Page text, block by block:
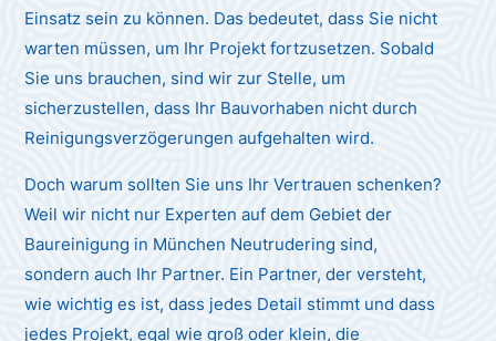
Einsatz sein zu können. Das bedeutet, dass Sie nicht
warten müssen, um Ihr Projekt fortzusetzen. Sobald
Sie uns brauchen, sind wir zur Stelle, um
sicherzustellen, dass Ihr Bauvorhaben nicht durch
Reinigungsverzögerungen aufgehalten wird.
Doch warum sollten Sie uns Ihr Vertrauen schenken?
Weil wir nicht nur Experten auf dem Gebiet der
Baureinigung in München Neutrudering sind,
sondern auch Ihr Partner. Ein Partner, der versteht,
wie wichtig es ist, dass jedes Detail stimmt und dass
jedes Projekt, egal wie groß oder klein, die